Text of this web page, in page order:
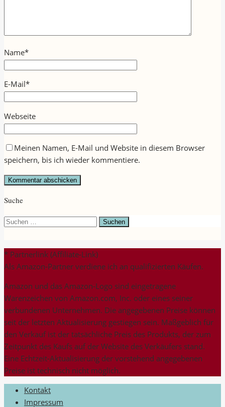
Name*
E-Mail*
Webseite
Meinen Namen, E-Mail und Website in diesem Browser
speichern, bis ich wieder kommentiere.
Suche
Suchen
* Partnerlink (Affiliate-Link)
Als Amazon-Partner verdiene ich an qualifizierten Käufen.
Amazon und das Amazon-Logo sind eingetragene
Warenzeichen von Amazon.com, Inc. oder eines seiner
verbundenen Unternehmen. Die angegebenen Preise können
seit der letzten Aktualisierung gestiegen sein. Maßgeblich für
den Verkauf ist der tatsächliche Preis des Produkts, der zum
Zeitpunkt des Kaufs auf der Website des Verkäufers stand.
Eine Echtzeit-Aktualisierung der vorstehend angegebenen
Preise ist technisch nicht möglich.
Kontakt
Impressum